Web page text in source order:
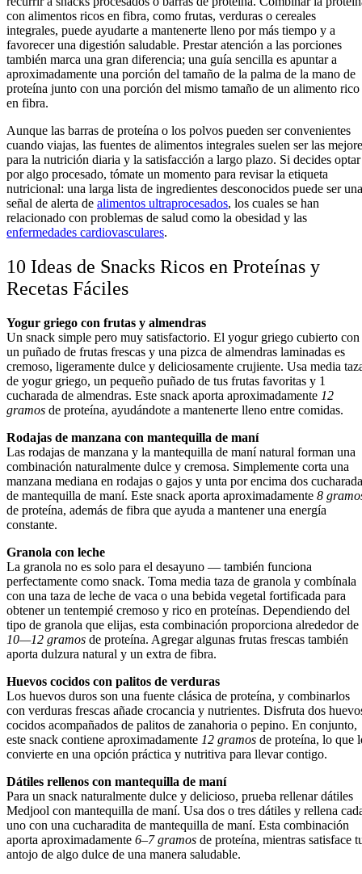
con alimentos ricos en fibra, como frutas, verduras o cereales
integrales, puede ayudarte a mantenerte lleno por más tiempo y a
favorecer una digestión saludable. Prestar atención a las porciones
también marca una gran diferencia; una guía sencilla es apuntar a
aproximadamente una porción del tamaño de la palma de la mano de
proteína junto con una porción del mismo tamaño de un alimento rico
en fibra.
Aunque las barras de proteína o los polvos pueden ser convenientes
cuando viajas, las fuentes de alimentos integrales suelen ser las
para la nutrición diaria y la satisfacción a largo plazo. Si decides optar
por algo procesado, tómate un momento para revisar la etiqueta
nutricional: una larga lista de ingredientes desconocidos puede ser una
señal de alerta de alimentos ultraprocesados, los cuales se han
relacionado con problemas de salud como la obesidad y las
enfermedades cardiovasculares.
10 Ideas de Snacks Ricos en Proteínas y
Recetas Fáciles
Yogur griego con frutas y almendras
Un snack simple pero muy satisfactorio. El yogur griego cubierto con
un puñado de frutas frescas y una pizca de almendras laminadas es
cremoso, ligeramente dulce y deliciosamente crujiente. Usa media
de yogur griego, un pequeño puñado de tus frutas favoritas y 1
cucharada de almendras. Este snack aporta aproximadamente 12
gramos de proteína, ayudándote a mantenerte lleno entre comidas.
Rodajas de manzana con mantequilla de maní
Las rodajas de manzana y la mantequilla de maní natural forman una
combinación naturalmente dulce y cremosa. Simplemente corta una
manzana mediana en rodajas o gajos y unta por encima dos
de mantequilla de maní. Este snack aporta aproximadamente 8
de proteína, además de fibra que ayuda a mantener una energía
constante.
Granola con leche
La granola no es solo para el desayuno — también funciona
perfectamente como snack. Toma media taza de granola y combínala
con una taza de leche de vaca o una bebida vegetal fortificada para
obtener un tentempié cremoso y rico en proteínas. Dependiendo del
tipo de granola que elijas, esta combinación proporciona alrededor de
10—12 gramos de proteína. Agregar algunas frutas frescas también
aporta dulzura natural y un extra de fibra.
Huevos cocidos con palitos de verduras
Los huevos duros son una fuente clásica de proteína, y combinarlos
con verduras frescas añade crocancia y nutrientes. Disfruta dos
cocidos acompañados de palitos de zanahoria o pepino. En conjunto,
este snack contiene aproximadamente 12 gramos de proteína, lo que
convierte en una opción práctica y nutritiva para llevar contigo.
Dátiles rellenos con mantequilla de maní
Para un snack naturalmente dulce y delicioso, prueba rellenar dátiles
Medjool con mantequilla de maní. Usa dos o tres dátiles y rellena
uno con una cucharadita de mantequilla de maní. Esta combinación
aporta aproximadamente 6–7 gramos de proteína, mientras satisface
antojo de algo dulce de una manera saludable.